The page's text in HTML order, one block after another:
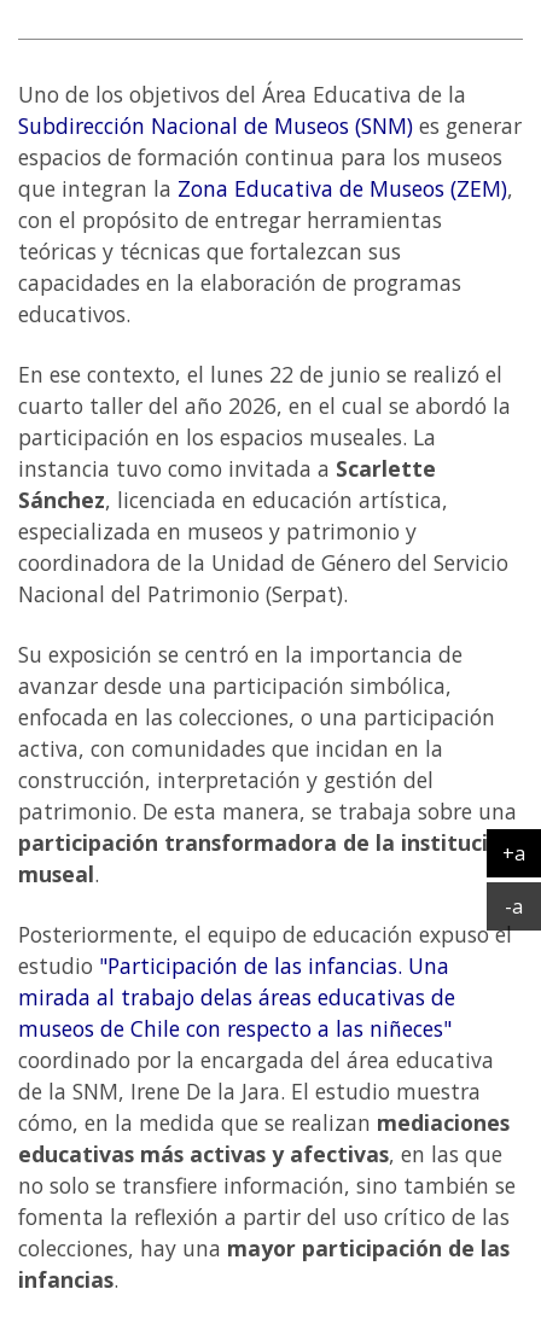
Uno de los objetivos del Área Educativa de la
Subdirección Nacional de Museos (SNM) es generar
espacios de formación continua para los museos
que integran la Zona Educativa de Museos (ZEM),
con el propósito de entregar herramientas
teóricas y técnicas que fortalezcan sus
capacidades en la elaboración de programas
educativos.
En ese contexto, el lunes 22 de junio se realizó el
cuarto taller del año 2026, en el cual se abordó la
participación en los espacios museales. La
instancia tuvo como invitada a Scarlette
Sánchez, licenciada en educación artística,
especializada en museos y patrimonio y
coordinadora de la Unidad de Género del Servicio
Nacional del Patrimonio (Serpat).
Su exposición se centró en la importancia de
avanzar desde una participación simbólica,
enfocada en las colecciones, o una participación
activa, con comunidades que incidan en la
construcción, interpretación y gestión del
patrimonio. De esta manera, se trabaja sobre una
participación transformadora de la institución
museal.
Posteriormente, el equipo de educación expuso el
estudio "Participación de las infancias. Una
mirada al trabajo delas áreas educativas de
museos de Chile con respecto a las niñeces"
coordinado por la encargada del área educativa
de la SNM, Irene De la Jara. El estudio muestra
cómo, en la medida que se realizan mediaciones
educativas más activas y afectivas, en las que
no solo se transfiere información, sino también se
fomenta la reflexión a partir del uso crítico de las
colecciones, hay una mayor participación de las
infancias.
+a
-a